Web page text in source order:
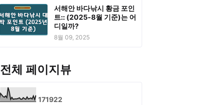
서해안 바다낚시 황금 포인
트:: (2025-8월 기준)는 어
디일까?
8월 09, 2025
전체 페이지뷰
171922